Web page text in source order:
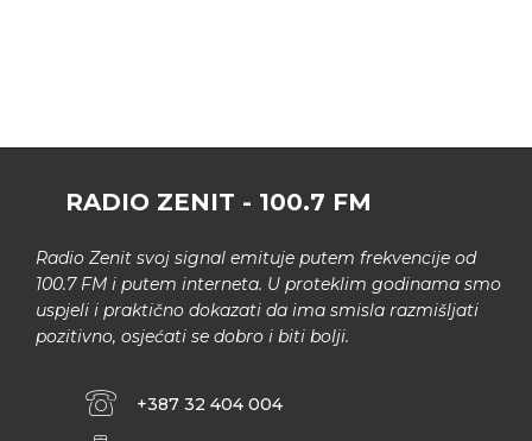
RADIO ZENIT - 100.7 FM
Radio Zenit svoj signal emituje putem frekvencije od
100.7 FM i putem interneta. U proteklim godinama smo
uspjeli i praktično dokazati da ima smisla razmišljati
pozitivno, osjećati se dobro i biti bolji.
+387 32 404 004